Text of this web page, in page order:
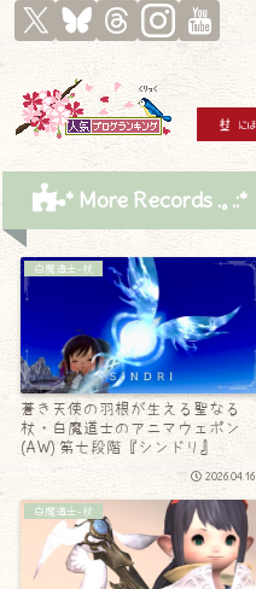
* More Records .｡.:*
白魔道士-杖
蒼き天使の羽根が生える聖なる
杖・白魔道士のアニマウェポン
(AW) 第七段階『シンドリ』
2026.04.16
白魔道士-杖